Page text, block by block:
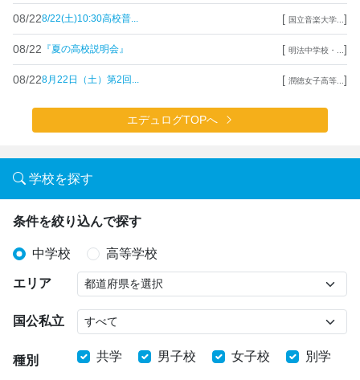
08/228/22(土)10:30高校普... [ 国立音楽大学... ]
08/22 『夏の高校説明会』 [ 明法中学校・... ]
08/228月22日（土）第2回... [ 潤徳女子高等... ]
エデュログTOPへ
学校を探す
条件を絞り込んで探す
中学校 高等学校
エリア
国公私立
種別 共学 男子校 女子校 別学